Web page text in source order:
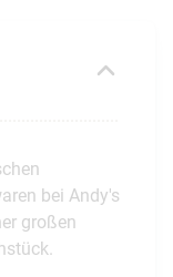
bei Andy's
großen